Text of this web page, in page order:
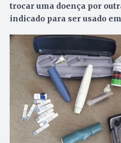
trocar uma doença por
indicado para ser usado